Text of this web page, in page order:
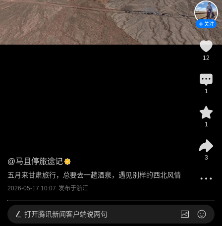
@马且停旅途记
五月来甘肃旅行，总要去一趟酒泉，遇见别样的西北风情
2026-05-17 10:07 发布于浙江
关注
12
1
1
3
打开腾讯新闻客户端说两句